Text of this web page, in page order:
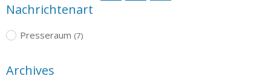
Nachrichtenart
Presseraum (7)
Archives